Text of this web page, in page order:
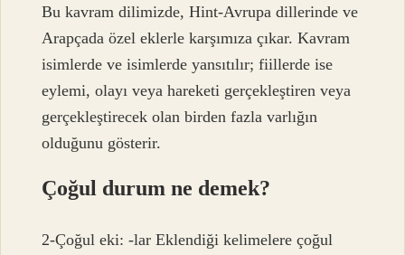
Bu kavram dilimizde, Hint-Avrupa dillerinde ve
Arapçada özel eklerle karşımıza çıkar. Kavram
isimlerde ve isimlerde yansıtılır; fiillerde ise
eylemi, olayı veya hareketi gerçekleştiren veya
gerçekleştirecek olan birden fazla varlığın
olduğunu gösterir.
Çoğul durum ne demek?
2-Çoğul eki: -lar Eklendiği kelimelere çoğul